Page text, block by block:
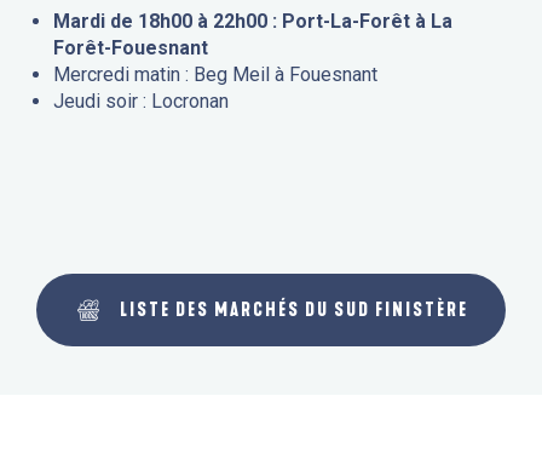
Mardi de 18h00 à 22h00 : Port-La-Forêt à La
Forêt-Fouesnant
Mercredi matin : Beg Meil à Fouesnant
Jeudi soir : Locronan
LISTE DES MARCHÉS DU SUD FINISTÈRE